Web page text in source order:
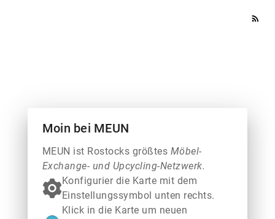
rss_feed
Moin bei MEUN
MEUN ist Rostocks größtes Möbel-
Exchange- und Upcycling-Netzwerk.
Konfigurier die Karte mit dem
Einstellungssymbol unten rechts.
Klick in die Karte um neuen